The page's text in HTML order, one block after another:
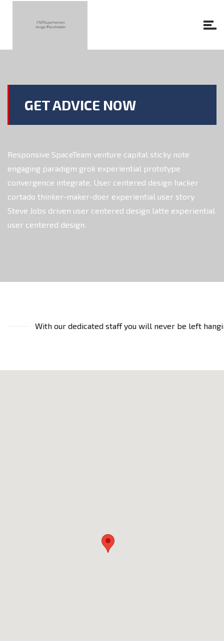
GET ADVICE NOW
Responsive SpaceTeam venture capital sticky note
engaging paradigm grok experiential prototype
convergence integrate. User centered design hacker
cortado thinker-maker-doer experiential user story
Steve Jobs driven user centered design latte experiential
user centered design.
With our dedicated staff you will never be left